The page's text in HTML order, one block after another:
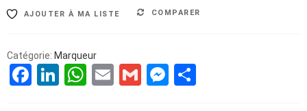
AJOUTER À MA LISTE COMPARER
Catégorie: Marqueur
Facebook
LinkedIn
WhatsApp
EmailGmailMessenger